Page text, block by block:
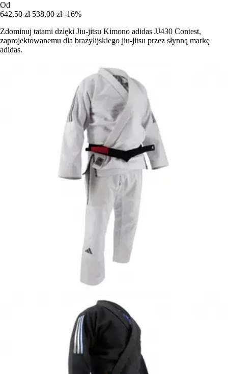
Od
642,50 zł 538,00 zł -16%
Zdominuj tatami dzięki Jiu-jitsu Kimono adidas JJ430 Contest,
zaprojektowanemu dla brazylijskiego jiu-jitsu przez słynną markę
adidas.